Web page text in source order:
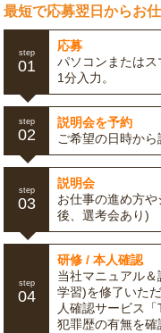
最短で応募翌日からお
step
01
応募
パソコンまたは
1分入力。
step
02
説明会を予約
ご希望の日時から
step
03
説明会
お仕事の進め方
後、選考会あり)
step
04
研修 / 本人確認
当社マニュアル
学習)を修了いた
人確認サービス
犯罪歴の有無を確